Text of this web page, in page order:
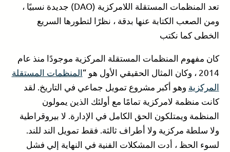
3. Smart Contracts العقود الذكية
إذا ما هي المنظمات المستقلة اللامركزية DAOs ؟
تقرير جارتنر للتكنولوجيا المستجدة
الآثار الفنية والأخلاقية للمنظمات اللامركزية المستقلة
DAOs
الآثار الفنية
الآثار الأخلاقية
خاتمة
تعد المنظمات المستقلة اللامركزية (DAO) جديدة نسبيًا ،
ومن الصعب الكتابة عنها بدقة ، نظرًا لتطورها السريع
الخطى كما نكتب
كان مفهوم المنظمات المستقلة المركزية موجودًا منذ عام
2014 ، وكان المثال الحقيقي الأول هو “
المنظمات المستقلة
المركزيةوهو أكبر مشروع تمويل جماعي في التاريخ. لقد
كانت منظمة لامركزية تمامًا مع أولئك الذين يمولون
المنظمة ويمتلكون الحق الكامل في الإدارة. لا بيروقراطية
ولا سلطة مركزية ولا أطراف ثالثة. فقط تمويل الند للند.
لسوء الحظ ، أدت المشكلات الفنية في النهاية إلي فشل